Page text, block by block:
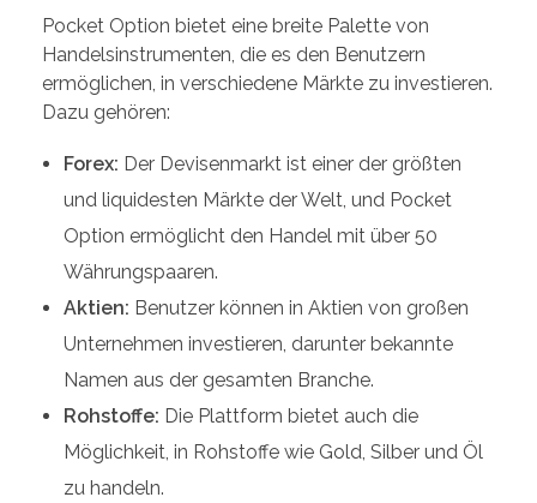
Pocket Option bietet eine breite Palette von
Handelsinstrumenten, die es den Benutzern
ermöglichen, in verschiedene Märkte zu investieren.
Dazu gehören:
Forex: Der Devisenmarkt ist einer der größten
und liquidesten Märkte der Welt, und Pocket
Option ermöglicht den Handel mit über 50
Währungspaaren.
Aktien: Benutzer können in Aktien von großen
Unternehmen investieren, darunter bekannte
Namen aus der gesamten Branche.
Rohstoffe: Die Plattform bietet auch die
Möglichkeit, in Rohstoffe wie Gold, Silber und Öl
zu handeln.